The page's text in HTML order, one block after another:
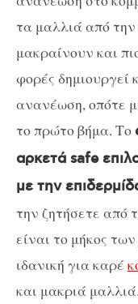
τα μαλλιά από
μακραίνουν και
φορές δημιουργεί
ανανέωση, οπότε
το πρώτο βήμα. Το
αρκετά safe
με την
την ζητήσετε από
είναι το μήκος
ιδανική για καρέ
και μακριά μαλλιά.